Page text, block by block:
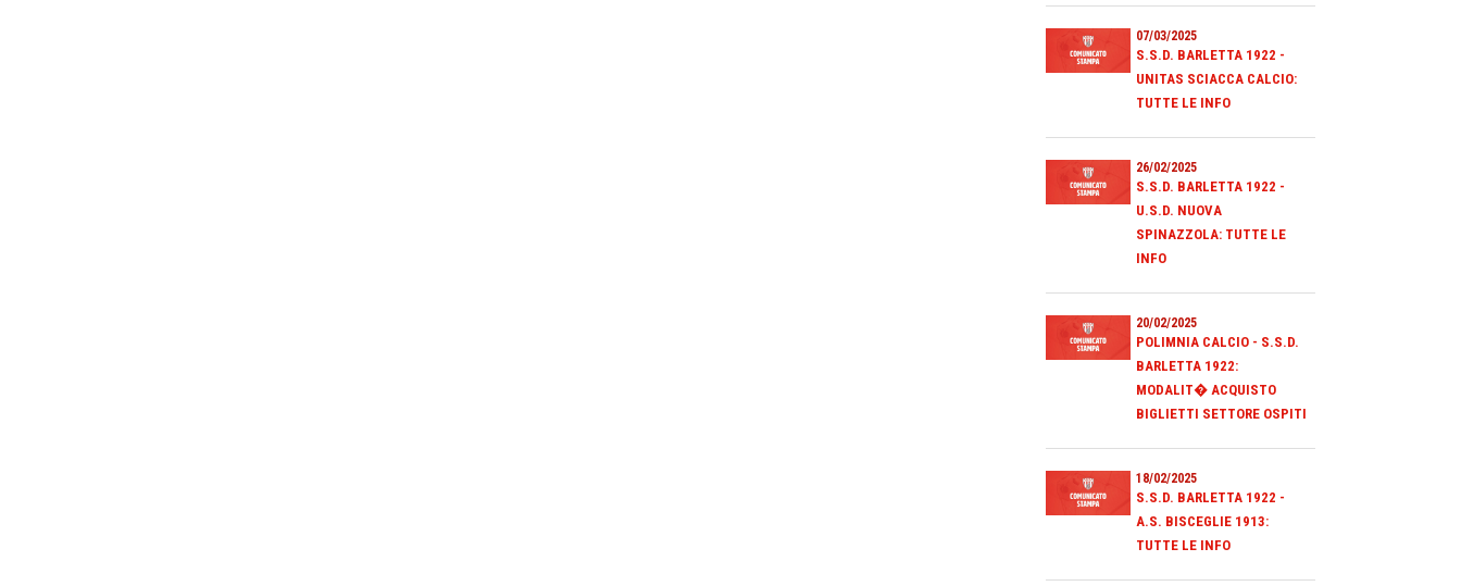
07/03/2025
S.S.D. BARLETTA 1922 -
UNITAS SCIACCA CALCIO:
TUTTE LE INFO
26/02/2025
S.S.D. BARLETTA 1922 -
U.S.D. NUOVA
SPINAZZOLA: TUTTE LE
INFO
20/02/2025
POLIMNIA CALCIO - S.S.D.
BARLETTA 1922:
MODALIT� ACQUISTO
BIGLIETTI SETTORE OSPITI
18/02/2025
S.S.D. BARLETTA 1922 -
A.S. BISCEGLIE 1913:
TUTTE LE INFO